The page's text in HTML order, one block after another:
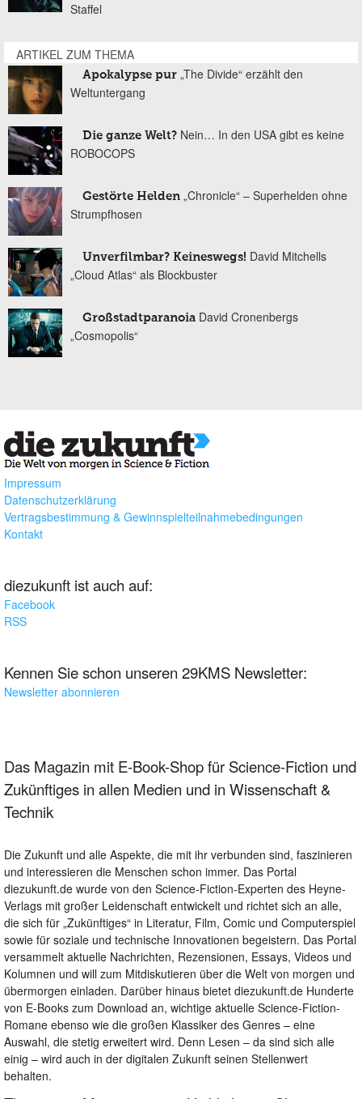
Staffel
ARTIKEL ZUM THEMA
Apokalypse pur „The Divide“ erzählt den
Weltuntergang
Die ganze Welt? Nein… In den USA gibt es keine
ROBOCOPS
Gestörte Helden „Chronicle“ – Superhelden ohne
Strumpfhosen
Unverfilmbar? Keineswegs! David Mitchells
„Cloud Atlas“ als Blockbuster
Großstadtparanoia David Cronenbergs
„Cosmopolis“
Impressum
Datenschutzerklärung
Vertragsbestimmung & Gewinnspielteilnahmebedingungen
Kontakt
diezukunft ist auch auf:
Facebook
RSS
Kennen Sie schon unseren 29KMS Newsletter:
Newsletter abonnieren
Das Magazin mit E-Book-Shop für Science-Fiction und
Zukünftiges in allen Medien und in Wissenschaft &
Technik
Die Zukunft und alle Aspekte, die mit ihr verbunden sind, faszinieren
und interessieren die Menschen schon immer. Das Portal
diezukunft.de wurde von den Science-Fiction-Experten des Heyne-
Verlags mit großer Leidenschaft entwickelt und richtet sich an alle,
die sich für „Zukünftiges“ in Literatur, Film, Comic und Computerspiel
sowie für soziale und technische Innovationen begeistern. Das Portal
versammelt aktuelle Nachrichten, Rezensionen, Essays, Videos und
Kolumnen und will zum Mitdiskutieren über die Welt von morgen und
übermorgen einladen. Darüber hinaus bietet diezukunft.de Hunderte
von E-Books zum Download an, wichtige aktuelle Science-Fiction-
Romane ebenso wie die großen Klassiker des Genres – eine
Auswahl, die stetig erweitert wird. Denn Lesen – da sind sich alle
einig – wird auch in der digitalen Zukunft seinen Stellenwert
behalten.